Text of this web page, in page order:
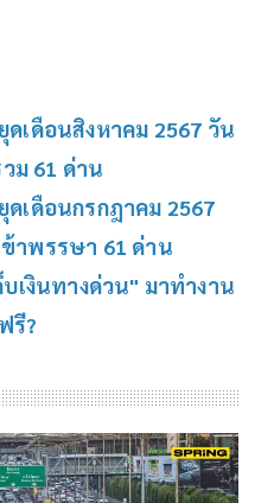
เดือนสิงหาคม 2567 วัน
ม 61 ด่าน
เดือนกรกฎาคม 2567
าพรรษา 61 ด่าน
เงินทางด่วน" มาทำงาน
รี?